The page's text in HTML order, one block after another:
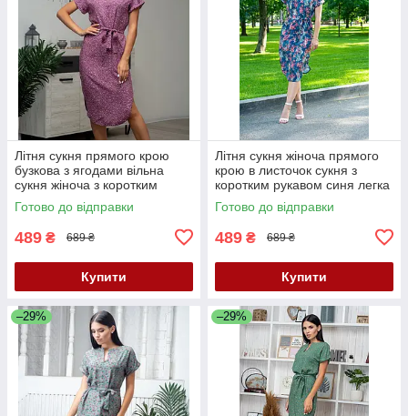
Літня сукня прямого крою
бузкова з ягодами вільна
сукня жіноча з коротким
рукавом сукня з поясом 40-
42 розмір
Готово до відправки
489 ₴ 689 ₴
Купити
Літня сукня жіноча прямого
крою в листочок сукня з
коротким рукавом синя легка
літня сукня 40-42 44-46
Готово до відправки
489 ₴ 689 ₴
Купити
–29% –29%